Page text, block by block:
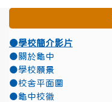
●學校簡介影片
●關於龜中
●學校願景
●校舍平面圖
●龜中校徽